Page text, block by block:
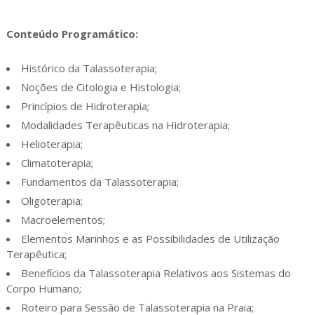
Conteúdo Programático:
Histórico da Talassoterapia;
Noções de Citologia e Histologia;
Princípios de Hidroterapia;
Modalidades Terapêuticas na Hidroterapia;
Helioterapia;
Climatoterapia;
Fundamentos da Talassoterapia;
Oligoterapia;
Macroelementos;
Elementos Marinhos e as Possibilidades de Utilização
Terapêutica;
Benefícios da Talassoterapia Relativos aos Sistemas do
Corpo Humano;
Roteiro para Sessão de Talassoterapia na Praia;